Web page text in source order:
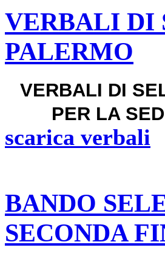
VERBALI DI
PALERMO
VERBALI DI
PER LA
scarica verbali
BANDO
SECONDA